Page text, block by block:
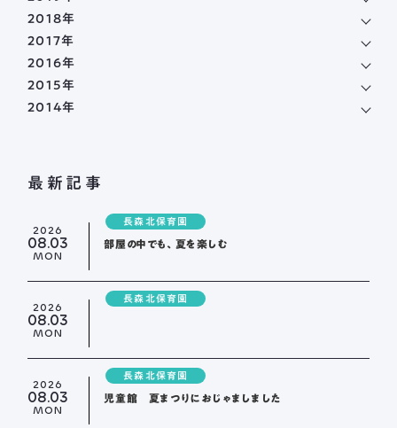
2018年
2017年
2016年
2015年
2014年
最新記事
2026
08.03
MON
長森北保育園
部屋の中でも、夏を楽しむ
2026
08.03
MON
長森北保育園
2026
08.03
MON
長森北保育園
児童館 夏まつりにおじゃましました